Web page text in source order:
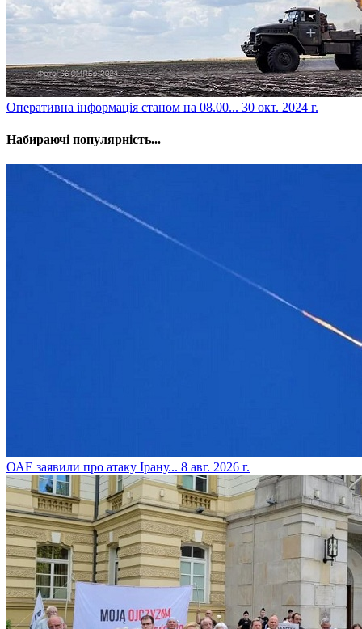
​Оперативна інформація станом на 08.00... 30 окт. 2024 г.
Набираючі популярність...
​ОАЕ заявили про атаку Ірану... 8 авг. 2026 г.